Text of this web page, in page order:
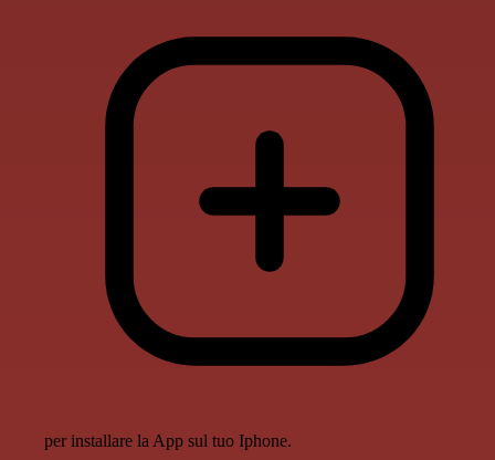
per installare la App sul tuo Iphone.